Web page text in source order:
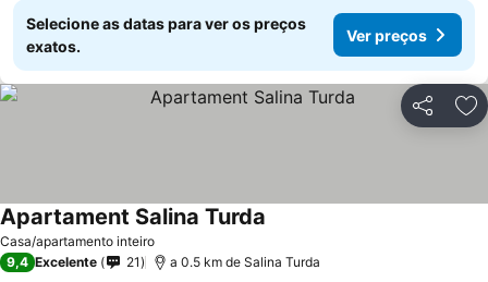
Selecione as datas para ver os preços
exatos.
Ver preços
Partilhar
Casa/apartamento inteiro
Apartament Salina Turda
9,4 Excelente 21 a 0.5 km de Salina Turda